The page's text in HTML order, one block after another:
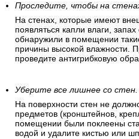
Проследите, чтобы на
На стенах, которые имеют
появляться капли влаги,
обнаружили в помещении
причины высокой влажности.
проведите антигрибковую
Уберите все лишнее со стен.
На поверхности стен не
предметов (кронштейнов,
помещении были поклеены
водой и удалите кистью или